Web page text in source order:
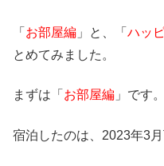
「 お部屋編 」と、「 ハッ
とめてみました。
まずは「 お部屋編 」です。
宿泊したのは、2023年3月